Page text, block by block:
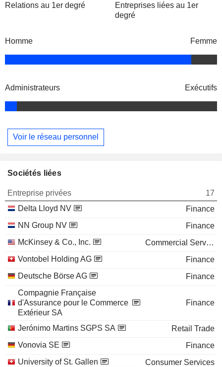
Relations au 1er degré
Entreprises liées au 1er
degré
Homme Femme
Administrateurs Exécutifs
Voir le réseau personnel
Sociétés liées
Entreprise privées
17
Delta Lloyd NV
Finance
NN Group NV
Finance
McKinsey & Co., Inc.
Commercial Services
Vontobel Holding AG
Finance
Deutsche Börse AG
Finance
Compagnie Française
d'Assurance pour le Commerce
Extérieur SA
Finance
Jerónimo Martins SGPS SA
Retail Trade
Vonovia SE
Finance
University of St. Gallen
Consumer Services